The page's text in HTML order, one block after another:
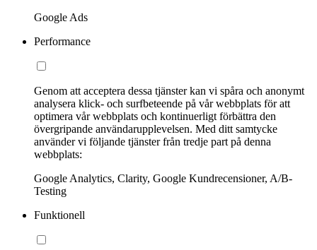
Google Ads
Performance
Genom att acceptera dessa tjänster kan vi spåra och anonymt
analysera klick- och surfbeteende på vår webbplats för att
optimera vår webbplats och kontinuerligt förbättra den
övergripande användarupplevelsen. Med ditt samtycke
använder vi följande tjänster från tredje part på denna
webbplats:
Google Analytics, Clarity, Google Kundrecensioner, A/B-
Testing
Funktionell